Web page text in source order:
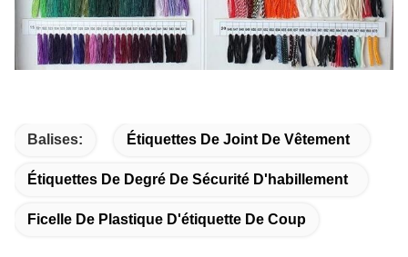
Balises: Étiquettes De Joint De Vêtement
Étiquettes De Degré De Sécurité D'habillement
Ficelle De Plastique D'étiquette De Coup